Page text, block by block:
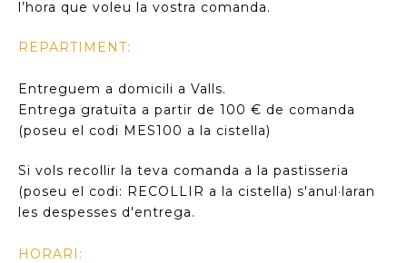
l’hora que voleu la vostra comanda.
REPARTIMENT:
Entreguem a domicili a Valls.
Entrega gratuïta a partir de 100 € de comanda
(poseu el codi MES100 a la cistella)
Si vols recollir la teva comanda a la pastisseria
(poseu el codi: RECOLLIR a la cistella) s'anul·laran
les despesses d'entrega.
HORARI: